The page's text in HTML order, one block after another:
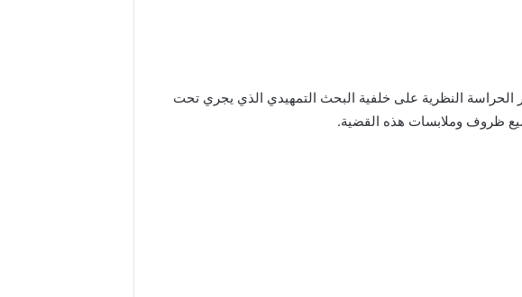
الحراسة النظرية على خلفية البحث التمهيدي الذي يجري تحت
ظروف وملابسات هذه القضية.